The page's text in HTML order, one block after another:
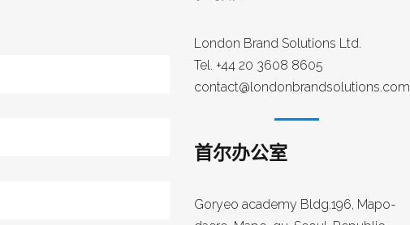
London Brand Solutions Ltd.
Tel. +44 20 3608 8605
contact@londonbrandsolutions.com
首尔办公室
Goryeo academy Bldg.196, Mapo-